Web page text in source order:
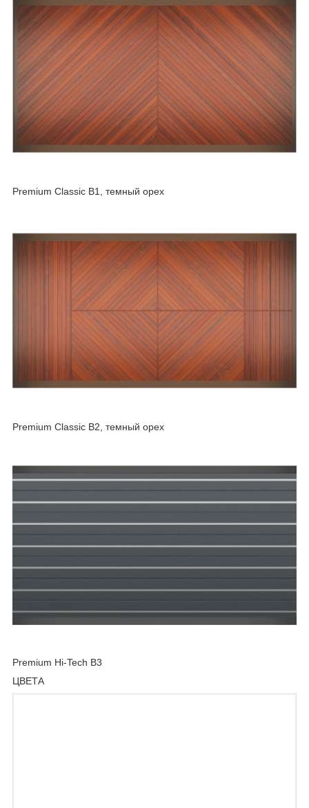
Premium Classic B1, темный орех
Premium Classic B2, темный орех
Premium Hi-Tech B3
ЦВЕТА